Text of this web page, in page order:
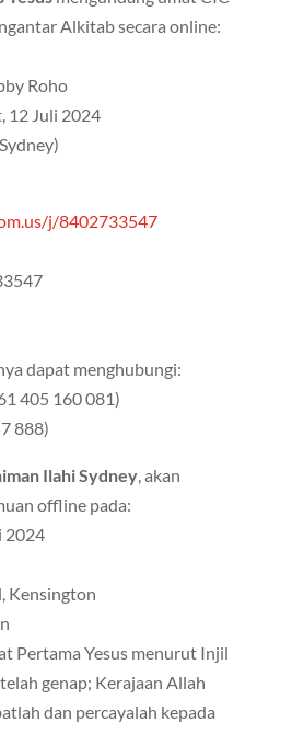
Alkitab secara online:
Roho
12 Juli 2024
j/8402733547
dapat menghubungi:
405 160 081)
888)
Ilahi Sydney, akan
offline pada:
2024
Kensington
Pertama Yesus menurut Injil
genap; Kerajaan Allah
dan percayalah kepada